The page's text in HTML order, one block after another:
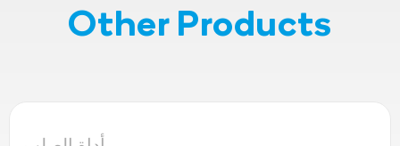
Other Products